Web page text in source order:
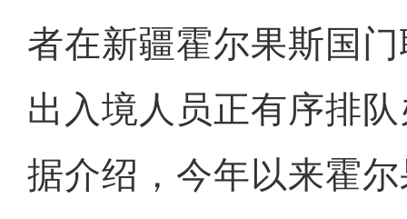
者在新疆霍尔果斯国
出入境人员正有序排
据介绍，今年以来霍